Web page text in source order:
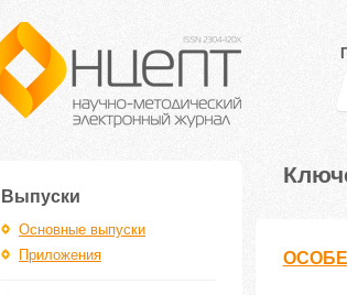
Выпуски
Основные выпуски
Приложения